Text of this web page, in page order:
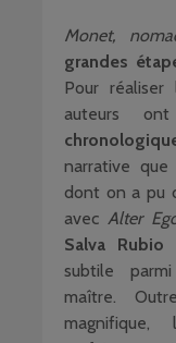
Monet,
grandes
Pour
auteurs
narrative que
dont on a pu
avec Alter
Salva Rubio
subtile
maître.